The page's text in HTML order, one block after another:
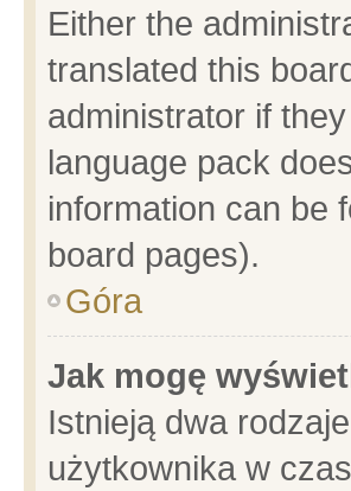
Either the
translated this
administrator if
language pack
information can be
board pages).
Góra
Jak mogę
Istnieją dwa
użytkownika w